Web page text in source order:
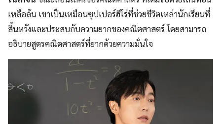
เหลือล้น เขาเป็นเหมือนซุปเปอร์ฮีโร่ที่ช่วยชีวิตเหล่านักเรียนที่
สิ้นหวังและประสบกับความยากของคณิตศาสตร์ โดยสามารถ
อธิบายสูตรคณิตศาสตร์ที่ยากด้วยความมั่นใจ